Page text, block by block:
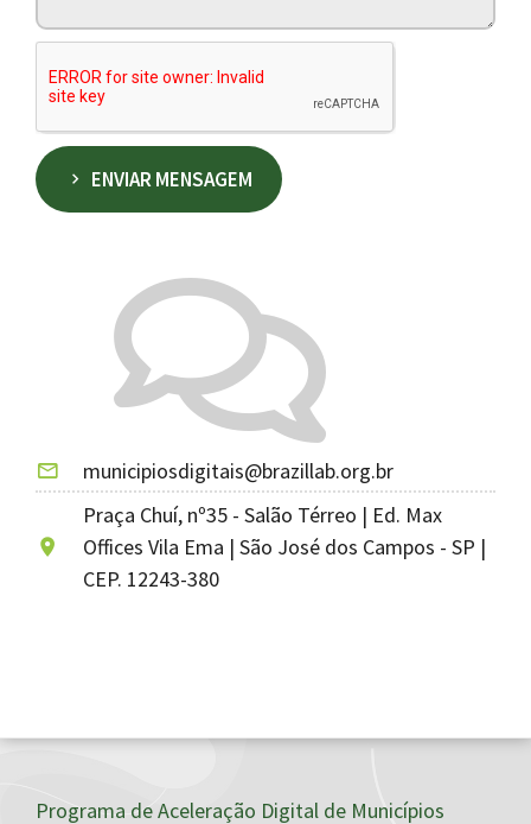
ENVIAR MENSAGEM
municipiosdigitais@brazillab.org.br
Praça Chuí, nº35 - Salão Térreo | Ed. Max
Offices Vila Ema | São José dos Campos - SP |
CEP. 12243-380
Programa de Aceleração Digital de Municípios